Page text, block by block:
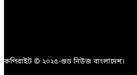
কপিরাইট © ২০২৫-গুড নিউজ বাংলাদেশ।